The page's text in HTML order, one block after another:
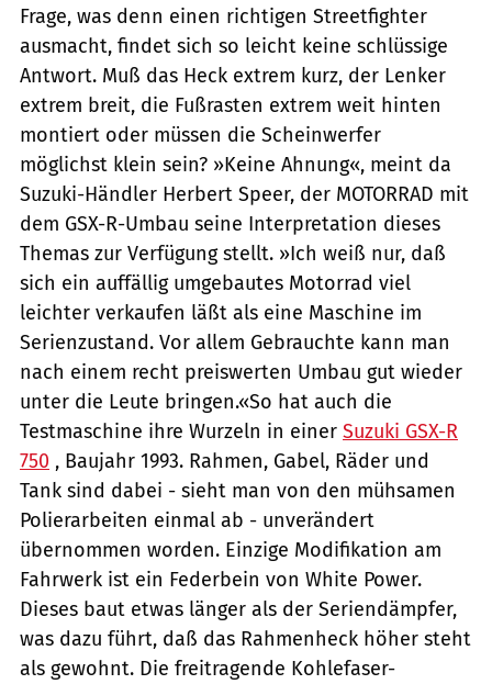
Frage, was denn einen richtigen Streetfighter
ausmacht, findet sich so leicht keine schlüssige
Antwort. Muß das Heck extrem kurz, der Lenker
extrem breit, die Fußrasten extrem weit hinten
montiert oder müssen die Scheinwerfer
möglichst klein sein? »Keine Ahnung«, meint da
Suzuki-Händler Herbert Speer, der MOTORRAD mit
dem GSX-R-Umbau seine Interpretation dieses
Themas zur Verfügung stellt. »Ich weiß nur, daß
sich ein auffällig umgebautes Motorrad viel
leichter verkaufen läßt als eine Maschine im
Serienzustand. Vor allem Gebrauchte kann man
nach einem recht preiswerten Umbau gut wieder
unter die Leute bringen.«So hat auch die
Testmaschine ihre Wurzeln in einer Suzuki GSX-R
750 , Baujahr 1993. Rahmen, Gabel, Räder und
Tank sind dabei - sieht man von den mühsamen
Polierarbeiten einmal ab - unverändert
übernommen worden. Einzige Modifikation am
Fahrwerk ist ein Federbein von White Power.
Dieses baut etwas länger als der Seriendämpfer,
was dazu führt, daß das Rahmenheck höher steht
als gewohnt. Die freitragende Kohlefaser-